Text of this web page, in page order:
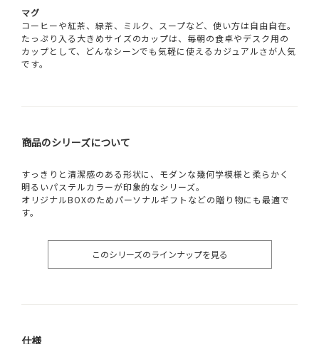
マグ
コーヒーや紅茶、緑茶、ミルク、スープなど、使い方は自由自在。
たっぷり入る大きめサイズのカップは、毎朝の食卓やデスク用の
カップとして、どんなシーンでも気軽に使えるカジュアルさが人気
です。
商品のシリーズについて
すっきりと清潔感のある形状に、モダンな幾何学模様と柔らかく
明るいパステルカラーが印象的なシリーズ。
オリジナルBOXのためパーソナルギフトなどの贈り物にも最適で
す。
このシリーズのラインナップを見る
仕様